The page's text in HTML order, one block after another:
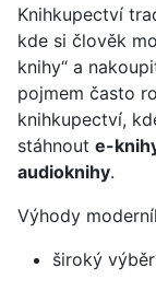
Knihkupectví
kde si člověk
knihy“ a
pojmem často
knihkupectví,
stáhnout e-
audioknihy.
Výhody
široký